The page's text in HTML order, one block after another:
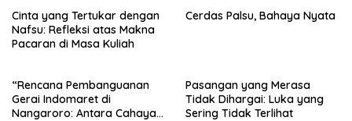
Cinta yang Tertukar dengan
Nafsu: Refleksi atas Makna
Pacaran di Masa Kuliah
Cerdas Palsu, Bahaya Nyata
“Rencana Pembanguanan
Gerai Indomaret di
Nangaroro: Antara Cahaya
Pasangan yang Merasa
Tidak Dihargai: Luka yang
Sering Tidak Terlihat